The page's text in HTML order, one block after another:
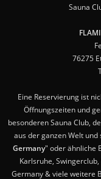
Sauna
76275
Eine Reservierung ist
Öffnungszeiten und
besonderen Sauna Club,
aus der ganzen Welt
Germany" oder ähnliche
Karlsruhe,
Germany & viele weitere